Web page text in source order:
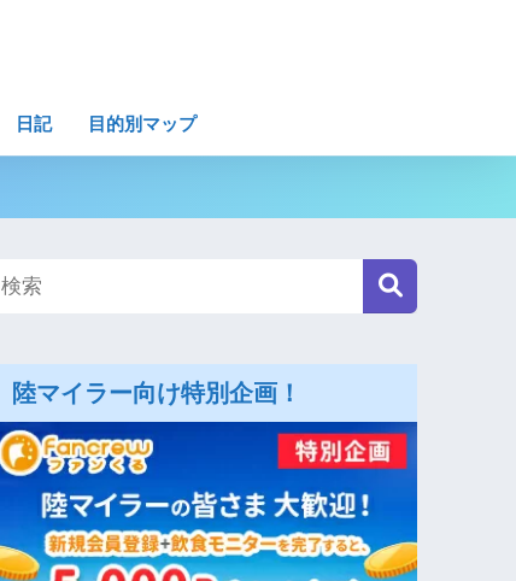
日記 目的別マップ
陸マイラー向け特別企画！